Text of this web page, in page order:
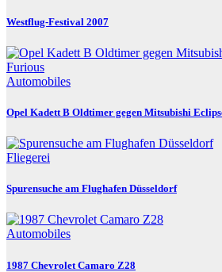
Westflug-Festival 2007
Automobiles
Opel Kadett B Oldtimer gegen Mitsubishi
Fliegerei
Spurensuche am Flughafen Düsseldorf
Automobiles
1987 Chevrolet Camaro Z28